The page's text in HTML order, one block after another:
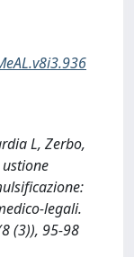
L, Zerbo,
ustione
legali.
(3)), 95-98